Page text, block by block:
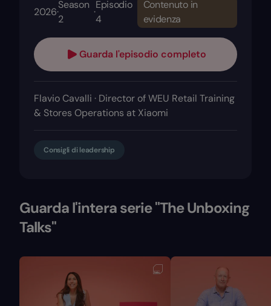
2026·
Season
2
·
Episodio
4
Contenuto in
evidenza
Guarda l'episodio completo
Flavio Cavalli · Director of WEU Retail Training
& Stores Operations at Xiaomi
Consigli di leadership
Guarda l'intera serie "The Unboxing
Talks"